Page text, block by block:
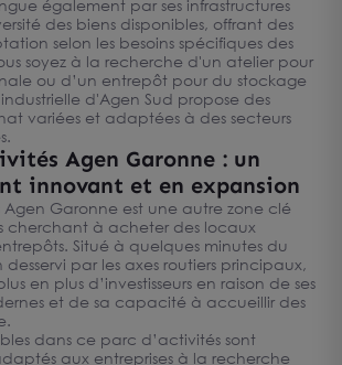
également par ses infrastructures
des biens disponibles, offrant des
selon les besoins spécifiques des
soyez à la recherche d'un atelier pour
ou d’un entrepôt pour du stockage
d'Agen Sud propose des
variées et adaptées à des secteurs
Agen Garonne : un
innovant et en expansion
Garonne est une autre zone clé
cherchant à acheter des locaux
Situé à quelques minutes du
par les axes routiers principaux,
en plus d’investisseurs en raison de ses
et de sa capacité à accueillir des
dans ce parc d’activités sont
aux entreprises à la recherche